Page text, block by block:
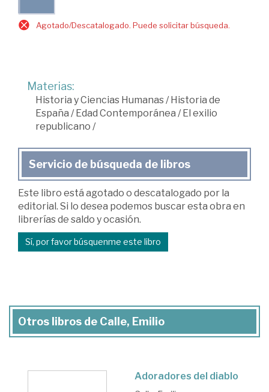
Agotado/Descatalogado. Puede solicitar búsqueda.
Materias:
Historia y Ciencias Humanas/Historia de
España /Edad Contemporánea /El exilio
republicano /
Servicio de búsqueda de libros
Este libro está agotado o descatalogado por la
editorial. Si lo desea podemos buscar esta obra en
librerías de saldo y ocasión.
Sí, por favor búsquenme este libro
Otros libros de Calle, Emilio
Adoradores del diablo